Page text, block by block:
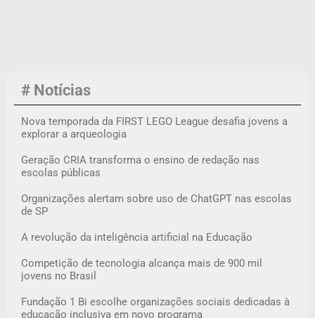
# Notícias
Nova temporada da FIRST LEGO League desafia jovens a
explorar a arqueologia
Geração CRIA transforma o ensino de redação nas
escolas públicas
Organizações alertam sobre uso de ChatGPT nas escolas
de SP
A revolução da inteligência artificial na Educação
Competição de tecnologia alcança mais de 900 mil
jovens no Brasil
Fundação 1 Bi escolhe organizações sociais dedicadas à
educação inclusiva em novo programa